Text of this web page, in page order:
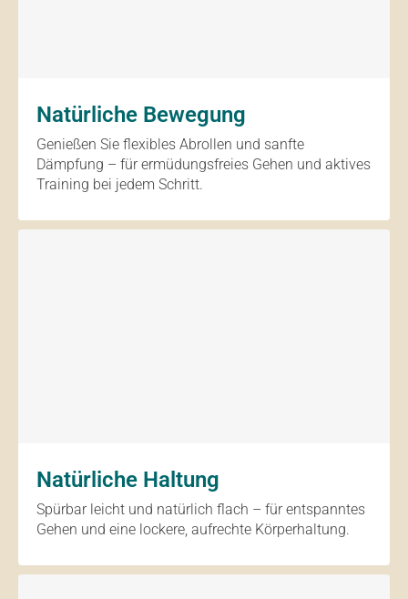
Natürliche Bewegung
Genießen Sie flexibles Abrollen und sanfte
Dämpfung – für ermüdungsfreies Gehen und aktives
Training bei jedem Schritt.
Natürliche Haltung
Spürbar leicht und natürlich flach – für entspanntes
Gehen und eine lockere, aufrechte Körperhaltung.